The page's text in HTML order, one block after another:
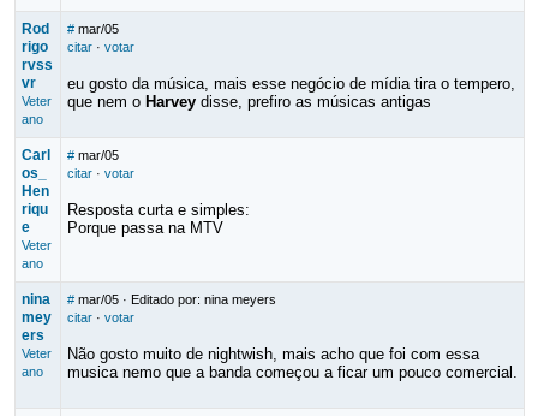
Rod
rigo
rvss
vr
Veter
ano
# mar/05
citar· votar
eu gosto da música, mais esse negócio de mídia tira o tempero,
que nem o Harveydisse, prefiro as músicas antigas
Carl
os_
Hen
riqu
e
Veter
ano
# mar/05
citar· votar
Resposta curta e simples:
Porque passa na MTV
nina
mey
ers
Veter
ano
# mar/05· Editado por: nina meyers
citar· votar
Não gosto muito de nightwish, mais acho que foi com essa
musica nemo que a banda começou a ficar um pouco comercial.